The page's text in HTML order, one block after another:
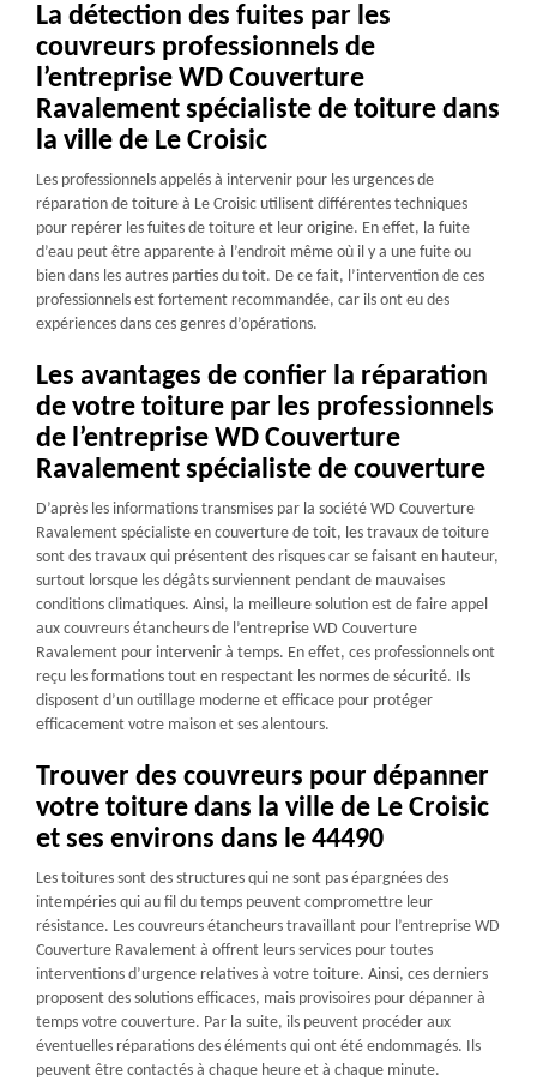
La détection des fuites par les
couvreurs professionnels de
l’entreprise WD Couverture
Ravalement spécialiste de toiture dans
la ville de Le Croisic
Les professionnels appelés à intervenir pour les urgences de
réparation de toiture à Le Croisic utilisent différentes techniques
pour repérer les fuites de toiture et leur origine. En effet, la fuite
d’eau peut être apparente à l’endroit même où il y a une fuite ou
bien dans les autres parties du toit. De ce fait, l’intervention de ces
professionnels est fortement recommandée, car ils ont eu des
expériences dans ces genres d’opérations.
Les avantages de confier la réparation
de votre toiture par les professionnels
de l’entreprise WD Couverture
Ravalement spécialiste de couverture
D’après les informations transmises par la société WD Couverture
Ravalement spécialiste en couverture de toit, les travaux de toiture
sont des travaux qui présentent des risques car se faisant en hauteur,
surtout lorsque les dégâts surviennent pendant de mauvaises
conditions climatiques. Ainsi, la meilleure solution est de faire appel
aux couvreurs étancheurs de l’entreprise WD Couverture
Ravalement pour intervenir à temps. En effet, ces professionnels ont
reçu les formations tout en respectant les normes de sécurité. Ils
disposent d’un outillage moderne et efficace pour protéger
efficacement votre maison et ses alentours.
Trouver des couvreurs pour dépanner
votre toiture dans la ville de Le Croisic
et ses environs dans le 44490
Les toitures sont des structures qui ne sont pas épargnées des
intempéries qui au fil du temps peuvent compromettre leur
résistance. Les couvreurs étancheurs travaillant pour l’entreprise WD
Couverture Ravalement à offrent leurs services pour toutes
interventions d’urgence relatives à votre toiture. Ainsi, ces derniers
proposent des solutions efficaces, mais provisoires pour dépanner à
temps votre couverture. Par la suite, ils peuvent procéder aux
éventuelles réparations des éléments qui ont été endommagés. Ils
peuvent être contactés à chaque heure et à chaque minute.